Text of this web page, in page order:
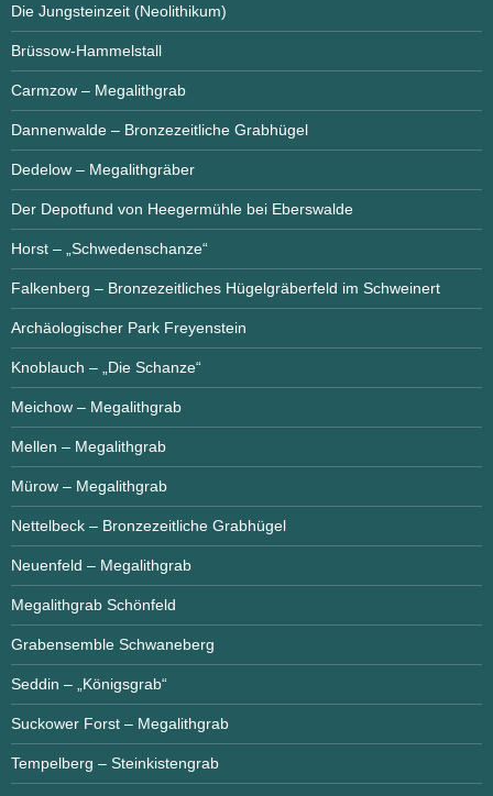
Die Jungsteinzeit (Neolithikum)
Brüssow-Hammelstall
Carmzow – Megalithgrab
Dannenwalde – Bronzezeitliche Grabhügel
Dedelow – Megalithgräber
Der Depotfund von Heegermühle bei Eberswalde
Horst – „Schwedenschanze“
Falkenberg – Bronzezeitliches Hügelgräberfeld im Schweinert
Archäologischer Park Freyenstein
Knoblauch – „Die Schanze“
Meichow – Megalithgrab
Mellen – Megalithgrab
Mürow – Megalithgrab
Nettelbeck – Bronzezeitliche Grabhügel
Neuenfeld – Megalithgrab
Megalithgrab Schönfeld
Grabensemble Schwaneberg
Seddin – „Königsgrab“
Suckower Forst – Megalithgrab
Tempelberg – Steinkistengrab